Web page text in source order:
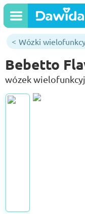
Wózki
Bebetto
wózek